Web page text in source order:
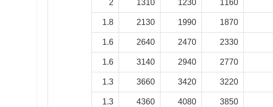
1160
1230
1310
2
1870
1990
2130
1.8
2330
2470
2640
1.6
2770
2940
3140
1.6
3220
3420
3660
1.3
3850
4080
4360
1.3